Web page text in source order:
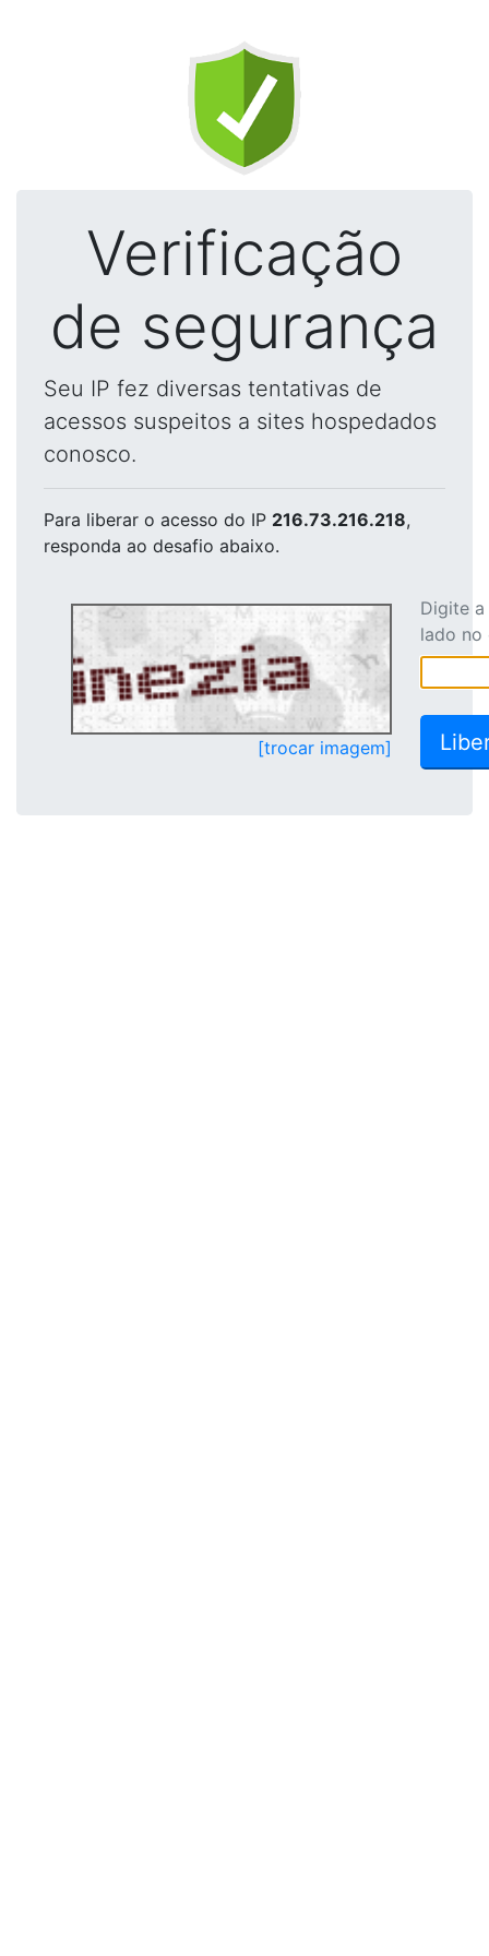
Verificação
de segurança
Seu IP fez diversas tentativas de
acessos suspeitos a sites hospedados
conosco.
Para liberar o acesso do IP 216.73.216.218,
responda ao desafio abaixo.
[trocar imagem]
Digite
lado no